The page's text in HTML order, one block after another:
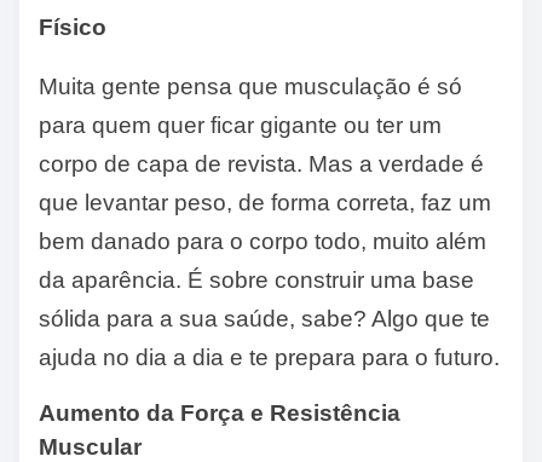
Físico
Muita gente pensa que musculação é só
para quem quer ficar gigante ou ter um
corpo de capa de revista. Mas a verdade é
que levantar peso, de forma correta, faz um
bem danado para o corpo todo, muito além
da aparência. É sobre construir uma base
sólida para a sua saúde, sabe? Algo que te
ajuda no dia a dia e te prepara para o futuro.
Aumento da Força e Resistência
Muscular